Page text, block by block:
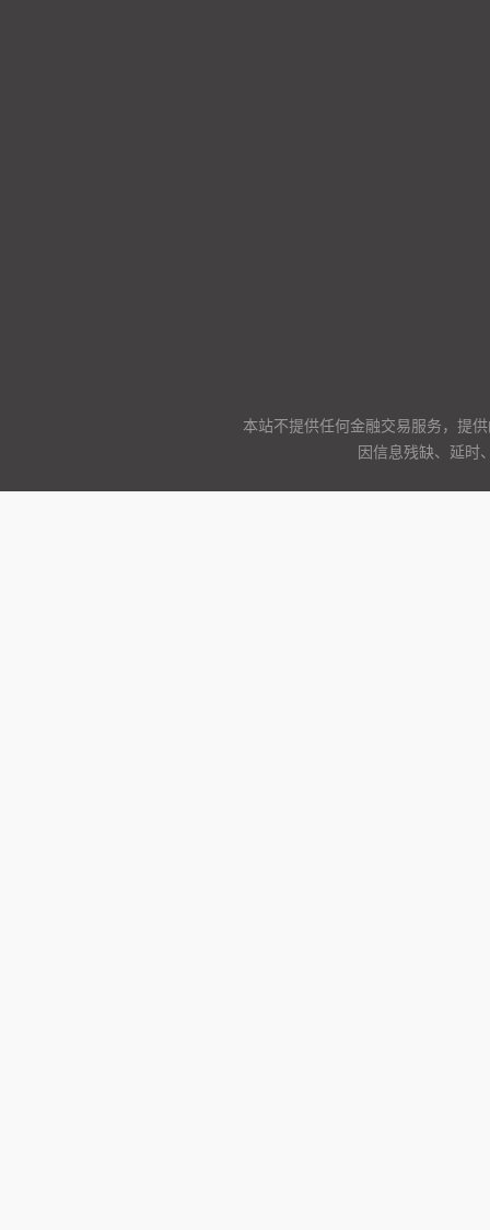
本站不提供任何金融交易服务，提
因信息残缺、延时